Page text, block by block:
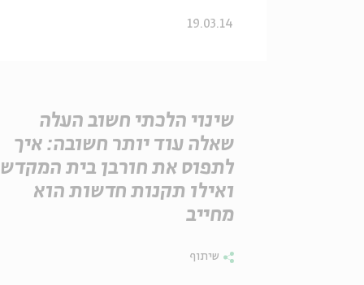
19.03.14
שינוי הלכתי חשוב העלה
שאלה עוד יותר חשובה: איך
לתפוס את חורבן בית המקדש
ואילו תקנות חדשות הוא
מחייב
שיתוף